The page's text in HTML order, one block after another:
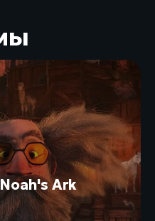
Ark